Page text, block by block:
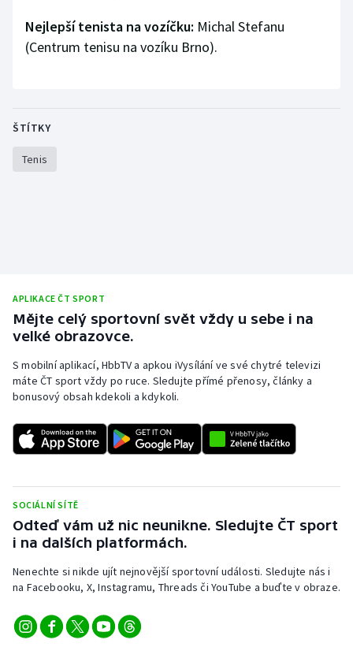
Nejlepší tenista na vozíčku: Michal Stefanu
(Centrum tenisu na vozíku Brno).
ŠTÍTKY
Tenis
APLIKACE ČT SPORT
Mějte celý sportovní svět vždy u sebe i na
velké obrazovce.
S mobilní aplikací, HbbTV a apkou iVysílání ve své chytré televizi
máte ČT sport vždy po ruce. Sledujte přímé přenosy, články a
bonusový obsah kdekoli a kdykoli.
SOCIÁLNÍ SÍTĚ
Odteď vám už nic neunikne. Sledujte ČT sport
i na dalších platformách.
Nenechte si nikde ujít nejnovější sportovní události. Sledujte nás i
na Facebooku, X, Instagramu, Threads či YouTube a buďte v obraze.